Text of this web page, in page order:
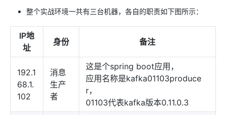
整个实战环境一共有三台机器，各自的职责如下图所示：
IP地
址
身份 备注
192.1
68.1.
102
消息
生产
者
这是个spring boot应用，
应用名称是kafka01103produce
r，
01103代表kafka版本0.11.0.3